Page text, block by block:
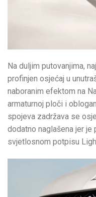
Na duljim putovanjima,
profinjen osjećaj u
naboranim efektom na
armaturnoj ploči i
spojeva zadržava se
dodatno naglašena jer je
svjetlosnom potpisu